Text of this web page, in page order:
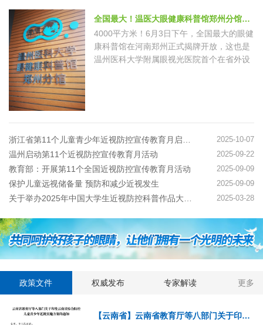
全国最大！温医大眼健康科普馆郑州分馆揭牌
4000平方米！6月3日下午，全国最大的眼健
康科普馆在河南郑州正式揭牌开放，这也是
温州医科大学附属眼视光医院首个在省外设
2025-10-07
温州启动第11个近视防控宣传教育月活动 2025-09-22
教育部：开展第11个全国近视防控宣传教育月活动 2025-09-09
保护儿童远视储备量 预防和减少近视发生 2025-09-09
2025-03-28
政策文件 权威发布 专家解读 更多
【云南省】云南省教育厅等八部门关于印发云南省综合防控儿童青少年近视实施方案的通知